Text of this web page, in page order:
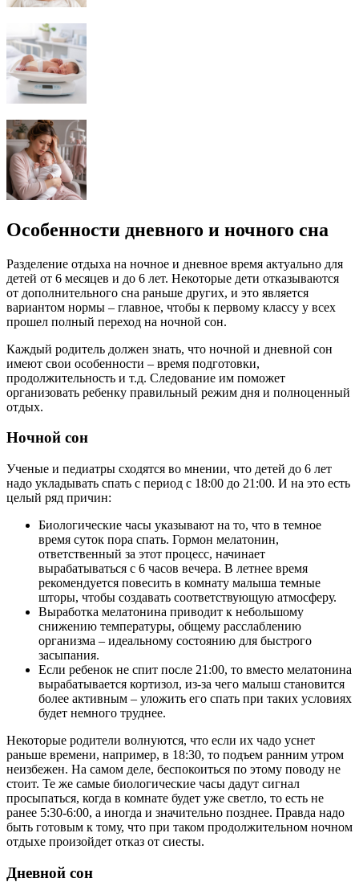
Особенности дневного и ночного сна
Разделение отдыха на ночное и дневное время актуально для
детей от 6 месяцев и до 6 лет. Некоторые дети отказываются
от дополнительного сна раньше других, и это является
вариантом нормы – главное, чтобы к первому классу у всех
прошел полный переход на ночной сон.
Каждый родитель должен знать, что ночной и дневной сон
имеют свои особенности – время подготовки,
продолжительность и т.д. Следование им поможет
организовать ребенку правильный режим дня и полноценный
отдых.
Ночной сон
Ученые и педиатры сходятся во мнении, что детей до 6 лет
надо укладывать спать с период с 18:00 до 21:00. И на это есть
целый ряд причин:
Биологические часы указывают на то, что в темное
время суток пора спать. Гормон мелатонин,
ответственный за этот процесс, начинает
вырабатываться с 6 часов вечера. В летнее время
рекомендуется повесить в комнату малыша темные
шторы, чтобы создавать соответствующую атмосферу.
Выработка мелатонина приводит к небольшому
снижению температуры, общему расслаблению
организма – идеальному состоянию для быстрого
засыпания.
Если ребенок не спит после 21:00, то вместо мелатонина
вырабатывается кортизол, из-за чего малыш становится
более активным – уложить его спать при таких условиях
будет немного труднее.
Некоторые родители волнуются, что если их чадо уснет
раньше времени, например, в 18:30, то подъем ранним утром
неизбежен. На самом деле, беспокоиться по этому поводу не
стоит. Те же самые биологические часы дадут сигнал
просыпаться, когда в комнате будет уже светло, то есть не
ранее 5:30-6:00, а иногда и значительно позднее. Правда надо
быть готовым к тому, что при таком продолжительном ночном
отдыхе произойдет отказ от сиесты.
Дневной сон